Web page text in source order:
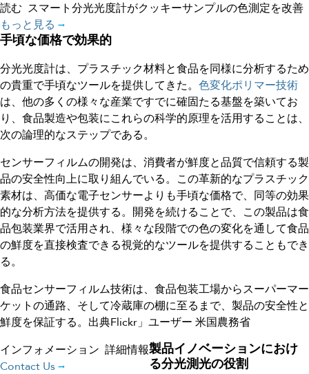
読む スマート分光光度計がクッキーサンプルの色測定を改善
もっと見る
手頃な価格で効果的
分光光度計は、プラスチック材料と食品を同様に分析するため
の貴重で手頃なツールを提供してきた。 色変化ポリマー技術
は、他の多くの様々な産業ですでに確固たる基盤を築いてお
り、食品製造や包装にこれらの科学的原理を活用することは、
次の論理的なステップである。
センサーフィルムの開発は、消費者が鮮度と品質で信頼する製
品の安全性向上に取り組んでいる。この革新的なプラスチック
素材は、高価な電子センサーよりも手頃な価格で、同等の効果
的な分析方法を提供する。開発を続けることで、この製品は食
品包装業界で活用され、様々な段階での色の変化を通して食品
の鮮度を直接検査できる視覚的なツールを提供することもでき
る。
食品センサーフィルム技術は、食品包装工場からスーパーマー
ケットの通路、そして冷蔵庫の棚に至るまで、製品の安全性と
鮮度を保証する。出典Flickr」ユーザー 米国農務省
インフォメーション 詳細情報
Contact Us
製品イノベーションにおけ
る分光測光の役割